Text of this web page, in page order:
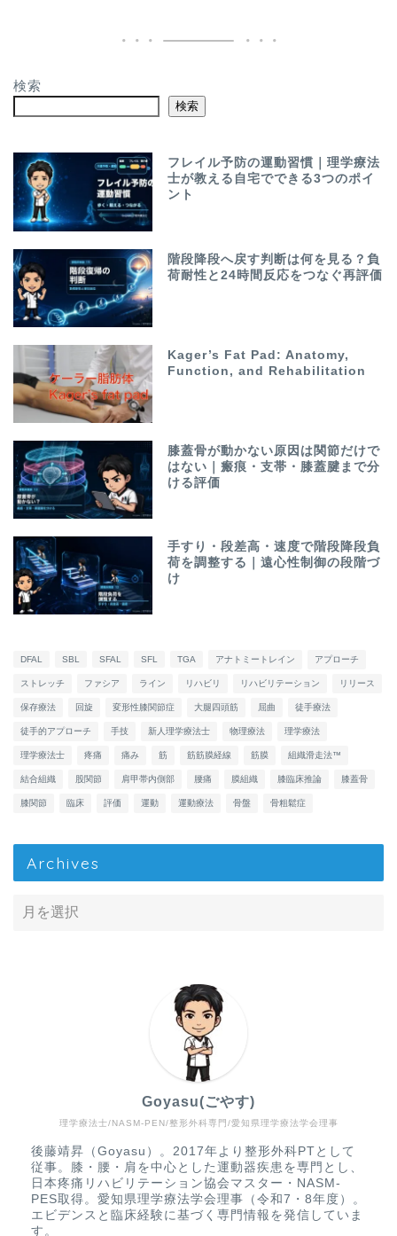
検索
検索
フレイル予防の運動習慣｜理学療法
士が教える自宅でできる3つのポイ
ント
階段降段へ戻す判断は何を見る？負
荷耐性と24時間反応をつなぐ再評価
Kager’s Fat Pad: Anatomy,
Function, and Rehabilitation
膝蓋骨が動かない原因は関節だけで
はない｜瘢痕・支帯・膝蓋腱まで分
ける評価
手すり・段差高・速度で階段降段負
荷を調整する｜遠心性制御の段階づ
け
DFAL SBL SFAL SFL TGA アナトミートレイン アプローチ
ストレッチ ファシア ライン リハビリ リハビリテーション リリース
保存療法 回旋 変形性膝関節症 大腿四頭筋 屈曲 徒手療法
徒手的アプローチ 手技 新人理学療法士 物理療法 理学療法
理学療法士 疼痛 痛み 筋 筋筋膜経線 筋膜 組織滑走法™
結合組織 股関節 肩甲帯内側部 腰痛 膜組織 膝臨床推論 膝蓋骨
膝関節 臨床 評価 運動 運動療法 骨盤 骨粗鬆症
Archives
理学療法士/NASM-PEN/整形外科専門/愛知県理学療法学会理事
Goyasu(ごやす)
後藤靖昇（Goyasu）。2017年より整形外科PTとして
従事。膝・腰・肩を中心とした運動器疾患を専門とし、
日本疼痛リハビリテーション協会マスター・NASM-
PES取得。愛知県理学療法学会理事（令和7・8年度）。
エビデンスと臨床経験に基づく専門情報を発信していま
す。
疾患から探す